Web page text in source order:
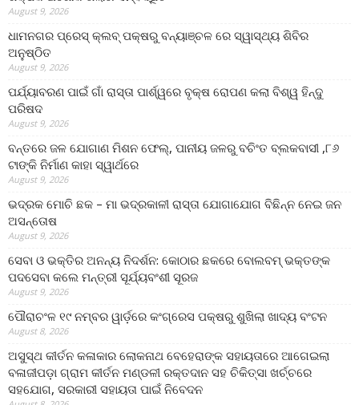
August 9, 2026
ଧାମନଗର ପ୍ରେସ୍ କ୍ଲବ୍ ପକ୍ଷରୁ ବନ୍ୟାଞ୍ଚଳ ରେ ସ୍ୱାସ୍ଥ୍ୟ ଶିବିର
ଅନୁଷ୍ଠିତ
August 9, 2026
ପର୍ଯ୍ୟାବରଣ ପାଇଁ ଗାଁ ରାସ୍ତା ପାର୍ଶ୍ୱରେ ବୃକ୍ଷ ରୋପଣ କଲା ବିଶ୍ୱ ହିନ୍ଦୁ
ପରିଷଦ
August 9, 2026
ବନ୍ତରେ ଜଳ ଯୋଗାଣ ମିଶନ ଫେଲ୍‌, ପାନୀୟ ଜଳରୁ ବଚିଂତ ବ୍ଲକବାସୀ ,୮୬
ଟାଙ୍କି ନିର୍ମାଣ କାହା ସ୍ୱାର୍ଥରେ
August 9, 2026
ଭଦ୍ରକ ମୋଚି ଛକ – ମା ଭଦ୍ରକାଳୀ ରାସ୍ତା ଯୋଗାଯୋଗ ବିଛିନ୍ନ ନେଇ ଜନ
ଅସନ୍ତୋଷ
August 9, 2026
ସେବା ଓ ଭକ୍ତିର ଅନନ୍ୟ ନିଦର୍ଶନ: କୋଠାର ଛକରେ ବୋଲବମ୍ ଭକ୍ତଙ୍କ
ପଦସେବା କଲେ ମନ୍ତ୍ରୀ ସୂର୍ଯ୍ୟବଂଶୀ ସୂରଜ
August 9, 2026
ପୌରାଚଂଳ ୧୯ ନମ୍ବର ୱାର୍ଡ଼ରେ କଂଗ୍ରେସ ପକ୍ଷରୁ ଶୁଖିଲା ଖାଦ୍ୟ ବଂଟନ
August 8, 2026
ଅସୁସ୍ଥ କୀର୍ତନ କଳାକାର ଲୋକନାଥ ବେହେରାଙ୍କ ସହାୟତାରେ ଆଗେଇଲା
ବଳାଜୀପଡ଼ା ଗ୍ରାମ କୀର୍ତନ ମଣ୍ଡଳୀ ରକ୍ତଦାନ ସହ ଚିକିତ୍ସା ଖର୍ଚ୍ଚରେ
ସହଯୋଗ, ସରକାରୀ ସହାୟତା ପାଇଁ ନିବେଦନ